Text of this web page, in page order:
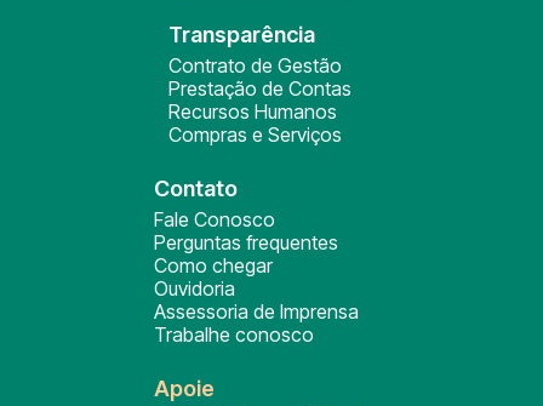
Transparência
Contrato de Gestão
Prestação de Contas
Recursos Humanos
Compras e Serviços
Contato
Fale Conosco
Perguntas frequentes
Como chegar
Ouvidoria
Assessoria de Imprensa
Trabalhe conosco
Apoie